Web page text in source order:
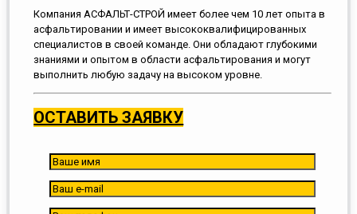
Компания АСФАЛЬТ-СТРОЙ имеет более чем 10 лет опыта в
асфальтировании и имеет высококвалифицированных
специалистов в своей команде. Они обладают глубокими
знаниями и опытом в области асфальтирования и могут
выполнить любую задачу на высоком уровне.
ОСТАВИТЬ ЗАЯВКУ